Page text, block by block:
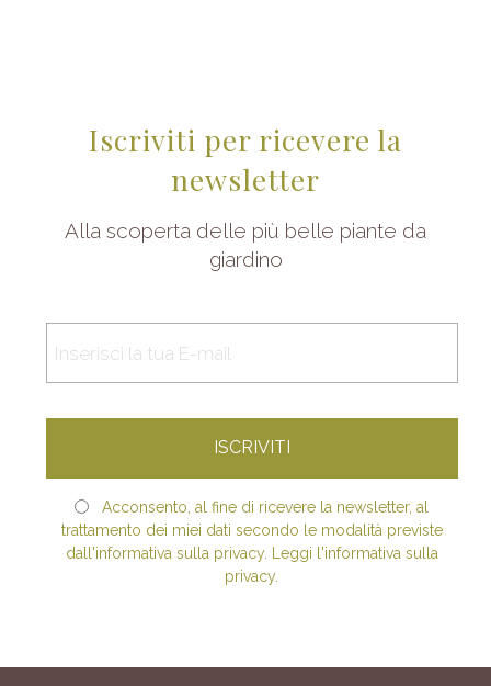
Iscriviti per ricevere la
newsletter
Alla scoperta delle più belle piante da
giardino
Acconsento, al fine di ricevere la newsletter, al
trattamento dei miei dati secondo le modalità previste
dall'informativa sulla privacy. Leggi l'informativa sulla
privacy.